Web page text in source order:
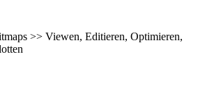
>> Viewen, Editieren, Optimieren,